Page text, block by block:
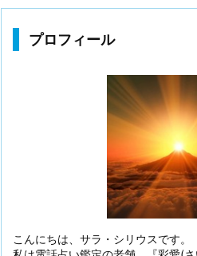
プロフィール
こんにちは、サラ・シリウスです。